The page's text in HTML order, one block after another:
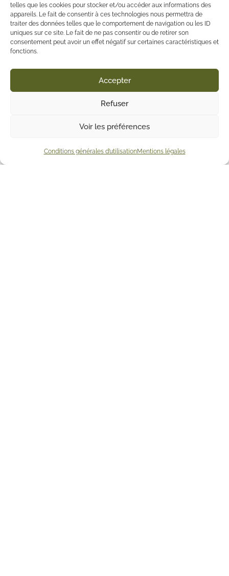
telles que les cookies pour stocker et/ou accéder aux informations des
appareils. Le fait de consentir à ces technologies nous permettra de
traiter des données telles que le comportement de navigation ou les ID
uniques sur ce site. Le fait de ne pas consentir ou de retirer son
consentement peut avoir un effet négatif sur certaines caractéristiques et
fonctions.
Accepter
Refuser
Voir les préférences
Conditions générales d’utilisationMentions légales